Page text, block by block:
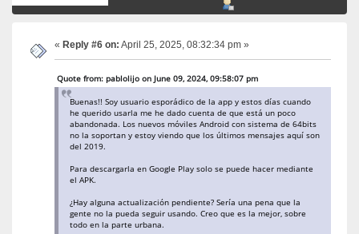
« Reply #6 on: April 25, 2025, 08:32:34 pm »
Quote from: pablolijo on June 09, 2024, 09:58:07 pm
Buenas!! Soy usuario esporádico de la app y estos días cuando
he querido usarla me he dado cuenta de que está un poco
abandonada. Los nuevos móviles Android con sistema de 64bits
no la soportan y estoy viendo que los últimos mensajes aquí son
del 2019.
Para descargarla en Google Play solo se puede hacer mediante
el APK.
¿Hay alguna actualización pendiente? Sería una pena que la
gente no la pueda seguir usando. Creo que es la mejor, sobre
todo en la parte urbana.